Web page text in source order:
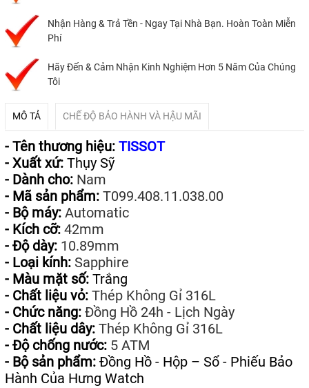
Nhận Hàng & Trả Tền - Ngay Tại Nhà Bạn. Hoàn Toàn Miễn
Phí
Hãy Đến & Cảm Nhận Kinh Nghiệm Hơn 5 Năm Của Chúng
Tôi
MÔ TẢ CHẾ ĐỘ BẢO HÀNH VÀ HẬU MÃI
- Tên thương hiệu: TISSOT
- Xuất xứ: Thụy Sỹ
- Dành cho:Nam
- Mã sản phẩm:T099.408.11.038.00
- Bộ máy:Automatic
- Kích cỡ:42mm
- Độ dày:10.89mm
- Loại kính:Sapphire
- Màu mặt số: Trắng
- Chất liệu vỏ:Thép Không Gỉ 316L
- Chức năng:Đồng Hồ 24h - Lịch Ngày
- Chất liệu dây:Thép Không Gỉ 316L
- Độ chống nước:5 ATM
- Bộ sản phẩm: Đồng Hồ - Hộp – Sổ - Phiếu Bảo
Hành Của Hưng Watch